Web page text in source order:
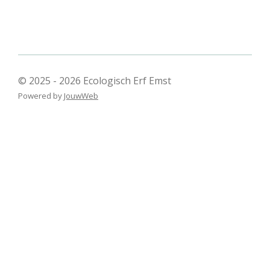
© 2025 - 2026 Ecologisch Erf Emst
Powered by JouwWeb